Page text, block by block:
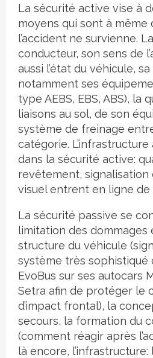
La sécurité active vise à
moyens qui sont à même
l’accident ne survienne.
conducteur, son sens de
aussi l’état du véhicule,
notamment ses
type AEBS, EBS, ABS), la
liaisons au sol, de son
système de freinage
catégorie. L’infrastructure
dans la sécurité active:
revêtement,
visuel entrent en ligne de
La sécurité passive se
limitation des dommages
structure du véhicule
système très
EvoBus sur ses autocars
Setra afin de protéger le
d’impact frontal), la
secours, la formation du
(comment réagir après
là encore,